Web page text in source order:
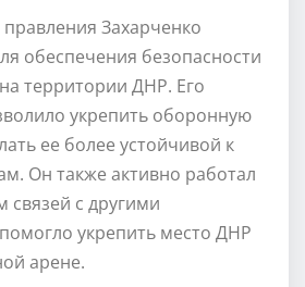
Захарченко
обеспечения безопасности
территории ДНР. Его
укрепить оборонную
ее более устойчивой к
Он также активно работал
связей с другими
укрепить место ДНР
арене.